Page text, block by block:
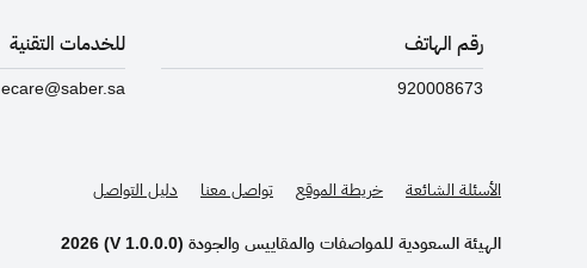
رقم الهاتف
920008673
للخدمات التقنية
ecare@saber.sa
الأسئلة الشائعة خريطة الموقع تواصل معنا دليل التواصل
الهيئة السعودية للمواصفات والمقاييس والجودة (V 1.0.0.0) 2026